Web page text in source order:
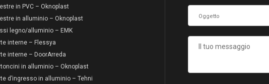
in PVC – Oknoplast
in alluminio – Oknoplast
legno/alluminio – EMK
interne – Flessya
interne – DoorArreda
in alluminio – Oknoplast
d’ingresso in alluminio – Tehni